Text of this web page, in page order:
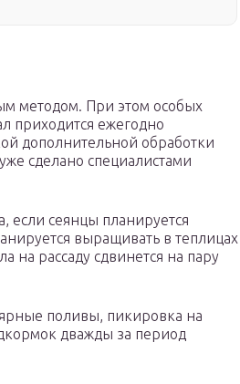
методом. При этом особых
приходится ежегодно
дополнительной обработки
сделано специалистами
если сеянцы планируется
выращивать в теплицах
на рассаду сдвинется на пару
поливы, пикировка на
дважды за период